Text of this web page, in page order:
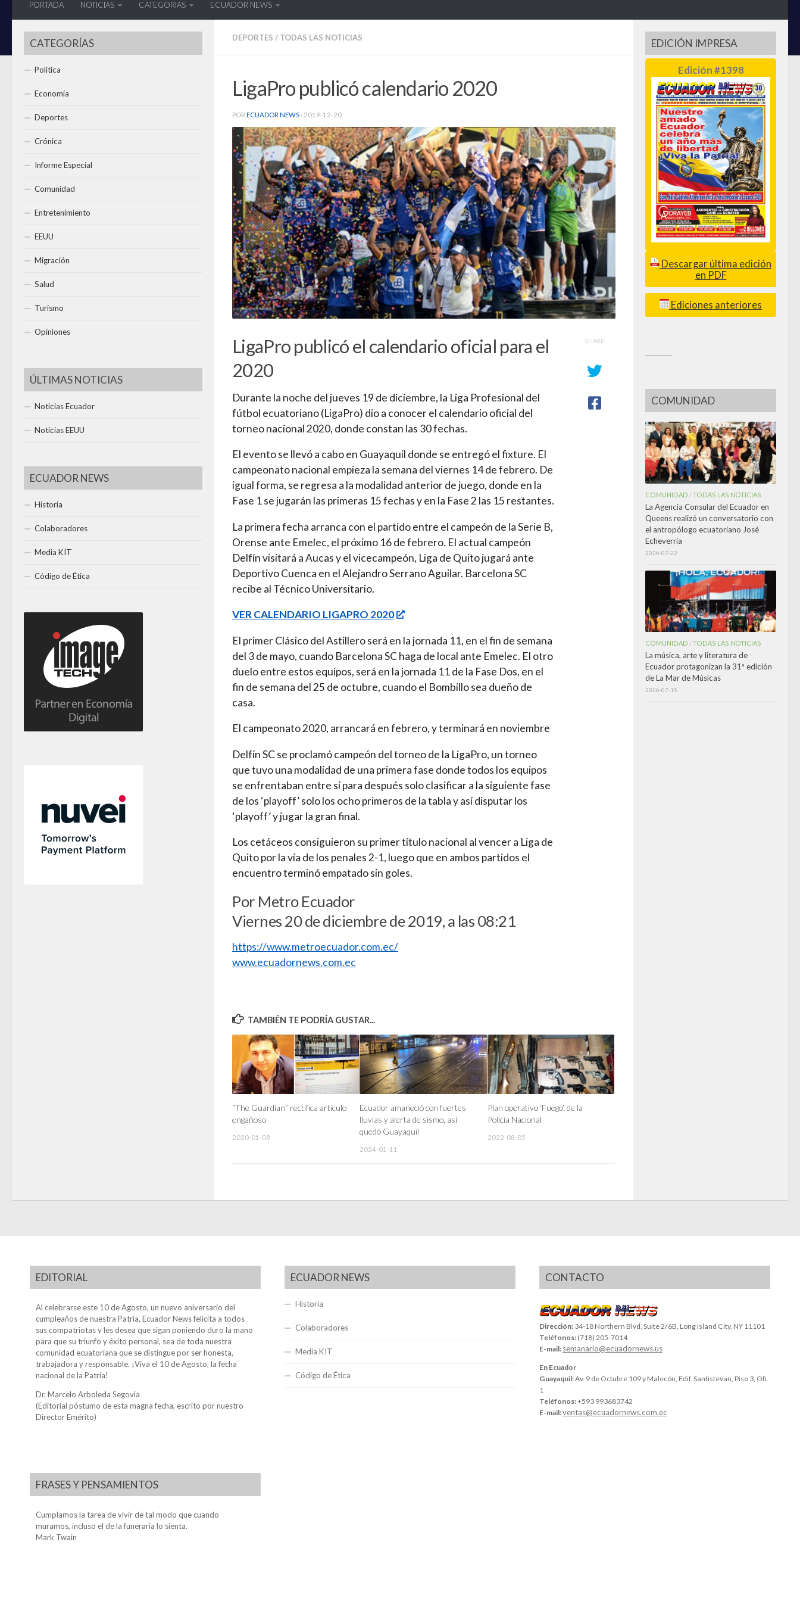
PORTADA NOTICIAS CATEGORIAS ECUADOR NEWS
DEPORTES / TODAS LAS NOTICIAS
LigaPro publicó calendario 2020
POR ECUADOR NEWS · 2019-12-20
LigaPro publicó el calendario oficial para el
2020
Durante la noche del jueves 19 de diciembre, la Liga Profesional del
fútbol ecuatoriano (LigaPro) dio a conocer el calendario oficial del
torneo nacional 2020, donde constan las 30 fechas.
El evento se llevó a cabo en Guayaquil donde se entregó el fixture. El
campeonato nacional empieza la semana del viernes 14 de febrero. De
igual forma, se regresa a la modalidad anterior de juego, donde en la
Fase 1 se jugarán las primeras 15 fechas y en la Fase 2 las 15 restantes.
La primera fecha arranca con el partido entre el campeón de la Serie B,
Orense ante Emelec, el próximo 16 de febrero. El actual campeón
Delfín visitará a Aucas y el vicecampeón, Liga de Quito jugará ante
Deportivo Cuenca en el Alejandro Serrano Aguilar. Barcelona SC
recibe al Técnico Universitario.
VER CALENDARIO LIGAPRO 2020
El primer Clásico del Astillero será en la jornada 11, en el fin de semana
del 3 de mayo, cuando Barcelona SC haga de local ante Emelec. El otro
duelo entre estos equipos, será en la jornada 11 de la Fase Dos, en el
fin de semana del 25 de octubre, cuando el Bombillo sea dueño de
casa.
El campeonato 2020, arrancará en febrero, y terminará en noviembre
Delfín SC se proclamó campeón del torneo de la LigaPro, un torneo
que tuvo una modalidad de una primera fase donde todos los equipos
se enfrentaban entre sí para después solo clasificar a la siguiente fase
de los ‘playoff’ solo los ocho primeros de la tabla y así disputar los
‘playoff’ y jugar la gran final.
Los cetáceos consiguieron su primer título nacional al vencer a Liga de
Quito por la vía de los penales 2-1, luego que en ambos partidos el
encuentro terminó empatado sin goles.
Por Metro Ecuador
Viernes 20 de diciembre de 2019, a las 08:21
https://www.metroecuador.com.ec/
www.ecuadornews.com.ec
SHARE
TAMBIÉN TE PODRÍA GUSTAR...
“The Guardian” rectifica artículo
engañoso
2020-01-08
Ecuador amaneció con fuertes
lluvias y alerta de sismo, así
quedó Guayaquil
2024-01-11
Plan operativo ‘Fuego’, de la
Policía Nacional
2022-08-05
CATEGORÍAS
Política
Economía
Deportes
Crónica
Informe Especial
Comunidad
Entretenimiento
EEUU
Migración
Salud
Turismo
Opiniones
ÚLTIMAS NOTICIAS
Noticias Ecuador
Noticias EEUU
ECUADOR NEWS
Historia
Colaboradores
Media KIT
Código de Ética
EDICIÓN IMPRESA
Edición #1398
Descargar última edición
en PDF
Ediciones anteriores
COMUNIDAD
COMUNIDAD /TODAS LAS NOTICIAS
La Agencia Consular del Ecuador en
Queens realizó un conversatorio con
el antropólogo ecuatoriano José
Echeverría
2026-07-22
COMUNIDAD /TODAS LAS NOTICIAS
La música, arte y literatura de
Ecuador protagonizan la 31ª edición
de La Mar de Músicas
2026-07-15
EDITORIAL
Al celebrarse este 10 de Agosto, un nuevo aniversario del
cumpleaños de nuestra Patria, Ecuador News felicita a todos
sus compatriotas y les desea que sigan poniendo duro la mano
para que su triunfo y éxito personal, sea de toda nuestra
comunidad ecuatoriana que se distingue por ser honesta,
trabajadora y responsable. ¡Viva el 10 de Agosto, la fecha
nacional de la Patria!
Dr. Marcelo Arboleda Segovia
(Editorial póstumo de esta magna fecha, escrito por nuestro
Director Emérito)
FRASES Y PENSAMIENTOS
Cumplamos la tarea de vivir de tal modo que cuando
muramos, incluso el de la funeraria lo sienta.
Mark Twain
ECUADOR NEWS
Historia
Colaboradores
Media KIT
Código de Ética
CONTACTO
Dirección: 34-18 Northern Blvd, Suite 2/6B, Long Island City, NY 11101
Teléfonos: (718) 205-7014
E-mail: semanario@ecuadornews.us
En Ecuador
Guayaquil:Av. 9 de Octubre 109 y Malecón, Edif. Santistevan, Piso 3, Ofi.
1
Teléfonos:+593 993683742
E-mail:ventas@ecuadornews.com.ec